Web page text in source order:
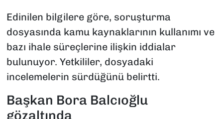
Edinilen bilgilere göre, soruşturma
dosyasında kamu kaynaklarının kullanımı ve
bazı ihale süreçlerine ilişkin iddialar
bulunuyor. Yetkililer, dosyadaki
incelemelerin sürdüğünü belirtti.
Başkan Bora Balcıoğlu
gözaltında